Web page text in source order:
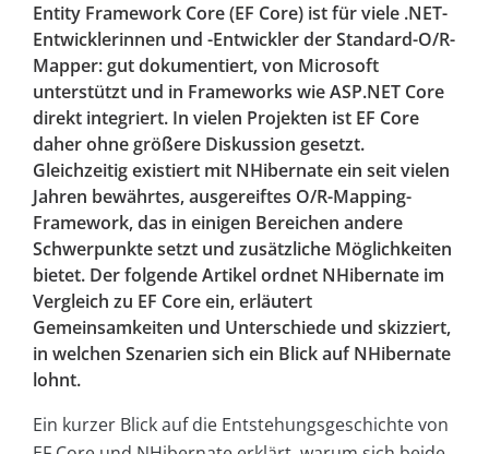
Entity Framework Core (EF Core) ist für viele .NET-
Entwicklerinnen und -Entwickler der Standard-O/R-
Mapper: gut dokumentiert, von Microsoft
unterstützt und in Frameworks wie ASP.NET Core
direkt integriert. In vielen Projekten ist EF Core
daher ohne größere Diskussion gesetzt.
Gleichzeitig existiert mit NHibernate ein seit vielen
Jahren bewährtes, ausgereiftes O/R-Mapping-
Framework, das in einigen Bereichen andere
Schwerpunkte setzt und zusätzliche Möglichkeiten
bietet. Der folgende Artikel ordnet NHibernate im
Vergleich zu EF Core ein, erläutert
Gemeinsamkeiten und Unterschiede und skizziert,
in welchen Szenarien sich ein Blick auf NHibernate
lohnt.
Ein kurzer Blick auf die Entstehungsgeschichte von